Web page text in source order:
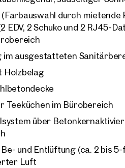
durch mietende
EDV, 2 Schuko und 2 RJ45-
im ausgestatteten
Holzbelag
Teeküchen im Bürobereich
über
und Entlüftung (ca. 2 bis
Luft